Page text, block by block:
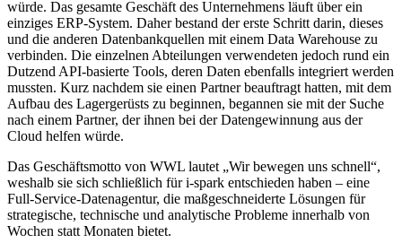
würde. Das gesamte Geschäft des Unternehmens läuft über ein
einziges ERP-System. Daher bestand der erste Schritt darin, dieses
und die anderen Datenbankquellen mit einem Data Warehouse zu
verbinden. Die einzelnen Abteilungen verwendeten jedoch rund ein
Dutzend API-basierte Tools, deren Daten ebenfalls integriert werden
mussten. Kurz nachdem sie einen Partner beauftragt hatten, mit dem
Aufbau des Lagergerüsts zu beginnen, begannen sie mit der Suche
nach einem Partner, der ihnen bei der Datengewinnung aus der
Cloud helfen würde.
Das Geschäftsmotto von WWL lautet „Wir bewegen uns schnell“,
weshalb sie sich schließlich für i-spark entschieden haben – eine
Full-Service-Datenagentur, die maßgeschneiderte Lösungen für
strategische, technische und analytische Probleme innerhalb von
Wochen statt Monaten bietet.